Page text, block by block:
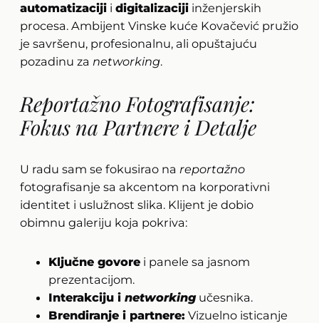
automatizaciji i digitalizaciji inženjerskih
procesa. Ambijent Vinske kuće Kovačević pružio
je savršenu, profesionalnu, ali opuštajuću
pozadinu za networking.
Reportažno Fotografisanje:
Fokus na Partnere i Detalje
U radu sam se fokusirao na reportažno
fotografisanje sa akcentom na korporativni
identitet i uslužnost slika. Klijent je dobio
obimnu galeriju koja pokriva:
Ključne govore i panele sa jasnom
prezentacijom.
Interakciju i networkingučesnika.
Brendiranje i partnere: Vizuelno isticanje